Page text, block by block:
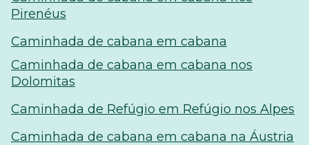
Pirenéus
Caminhada de cabana em cabana
Caminhada de cabana em cabana nos
Dolomitas
Caminhada de Refúgio em Refúgio nos Alpes
Caminhada de cabana em cabana na Áustria